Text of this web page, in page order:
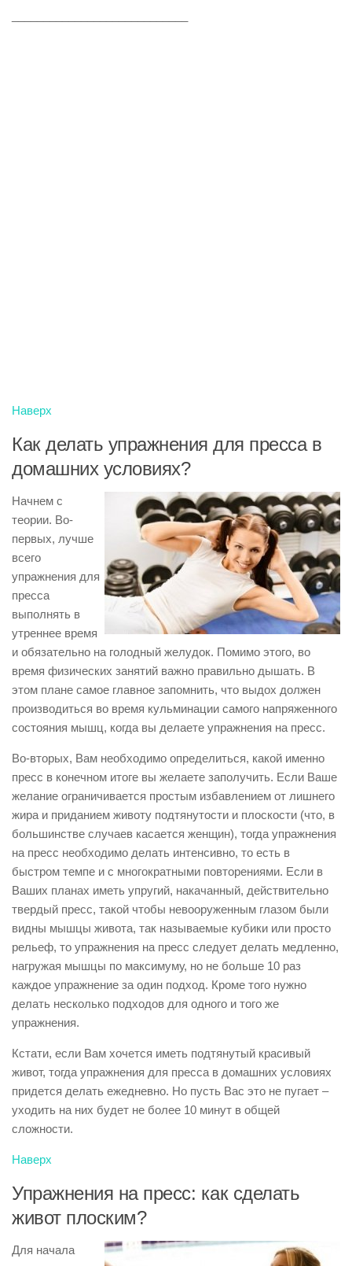
Наверх
Как делать упражнения для пресса в
домашних условиях?
Начнем с
теории. Во-
первых, лучше
всего
упражнения для
пресса
выполнять в
утреннее время
и обязательно на голодный желудок. Помимо этого, во
время физических занятий важно правильно дышать. В
этом плане самое главное запомнить, что выдох должен
производиться во время кульминации самого напряженного
состояния мышц, когда вы делаете упражнения на пресс.
Во-вторых, Вам необходимо определиться, какой именно
пресс в конечном итоге вы желаете заполучить. Если Ваше
желание ограничивается простым избавлением от лишнего
жира и приданием животу подтянутости и плоскости (что, в
большинстве случаев касается женщин), тогда упражнения
на пресс необходимо делать интенсивно, то есть в
быстром темпе и с многократными повторениями. Если в
Ваших планах иметь упругий, накачанный, действительно
твердый пресс, такой чтобы невооруженным глазом были
видны мышцы живота, так называемые кубики или просто
рельеф, то упражнения на пресс следует делать медленно,
нагружая мышцы по максимуму, но не больше 10 раз
каждое упражнение за один подход. Кроме того нужно
делать несколько подходов для одного и того же
упражнения.
Кстати, если Вам хочется иметь подтянутый красивый
живот, тогда упражнения для пресса в домашних условиях
придется делать ежедневно. Но пусть Вас это не пугает –
уходить на них будет не более 10 минут в общей
сложности.
Наверх
Упражнения на пресс: как сделать
живот плоским?
Для начала